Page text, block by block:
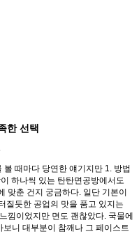
한 선택
볼 때마다 당연한 얘기지만 1. 방법
하나씩 있는 탄탄면공방에서도
맞춘 건지 궁금하다. 일단 기본이
질듯한 공업의 맛을 품고 있지는
낌이었지만 면도 괜찮았다. 국물에
니 대부분이 참깨나 그 페이스트